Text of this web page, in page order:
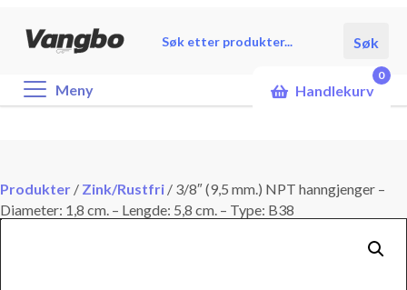
search
Søk
Meny Handlekurv
0
Produkter / Zink/Rustfri / 3/8″ (9,5 mm.) NPT hanngjenger –
Diameter: 1,8 cm. – Lengde: 5,8 cm. – Type: B38